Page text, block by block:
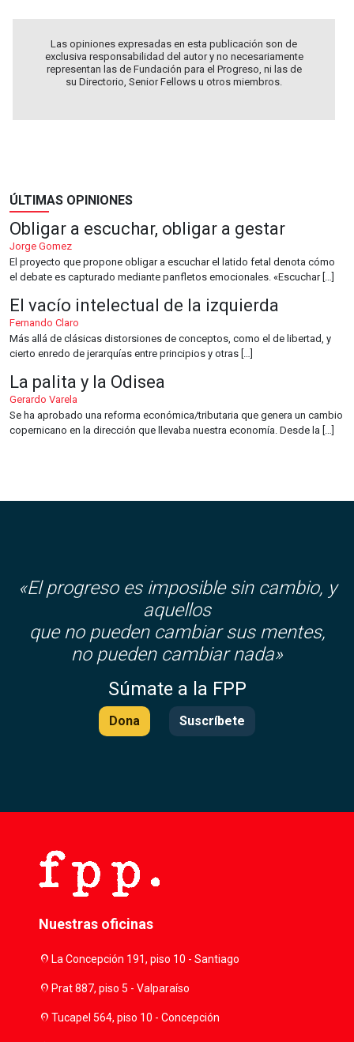
Las opiniones expresadas en esta publicación son de
exclusiva responsabilidad del autor y no necesariamente
representan las de Fundación para el Progreso, ni las de
su Directorio, Senior Fellows u otros miembros.
ÚLTIMAS OPINIONES
Obligar a escuchar, obligar a gestar
Jorge Gomez
El proyecto que propone obligar a escuchar el latido fetal denota cómo
el debate es capturado mediante panfletos emocionales. «Escuchar […]
El vacío intelectual de la izquierda
Fernando Claro
Más allá de clásicas distorsiones de conceptos, como el de libertad, y
cierto enredo de jerarquías entre principios y otras […]
La palita y la Odisea
Gerardo Varela
Se ha aprobado una reforma económica/tributaria que genera un cambio
copernicano en la dirección que llevaba nuestra economía. Desde la […]
«El progreso es imposible sin cambio, y
aquellos
que no pueden cambiar sus mentes,
no pueden cambiar nada»
Súmate a la FPP
Dona Suscríbete
Nuestras oficinas
location_onLa Concepción 191, piso 10 - Santiago
location_onPrat 887, piso 5 - Valparaíso
location_onTucapel 564, piso 10 - Concepción